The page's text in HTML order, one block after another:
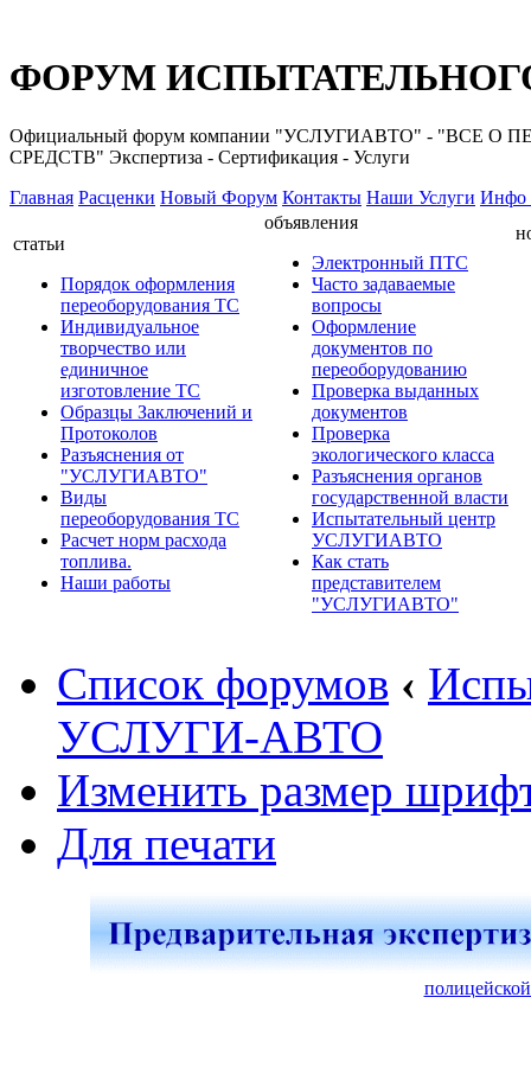
ФОРУМ
Официальный форум компании "УСЛУГИАВТО" -
СРЕДСТВ" Экспертиза - Сертификация - Услуги
Главная Расценки Новый Форум Контакты Наши Услуги Инфо
статьи
Порядок оформления
переоборудования ТС
Индивидуальное
творчество или
единичное
изготовление ТС
Образцы Заключений и
Протоколов
Разъяснения от
"УСЛУГИАВТО"
Виды
переоборудования ТС
Расчет норм расхода
топлива.
Наши работы
объявления
Электронный ПТС
Часто задаваемые
вопросы
Оформление
документов по
переоборудованию
Проверка выданных
документов
Проверка
экологического класса
Разъяснения органов
государственной власти
Испытательный центр
УСЛУГИАВТО
Как стать
представителем
"УСЛУГИАВТО"
Список форумов ‹
УСЛУГИ-АВТО
Изменить размер
Для печати